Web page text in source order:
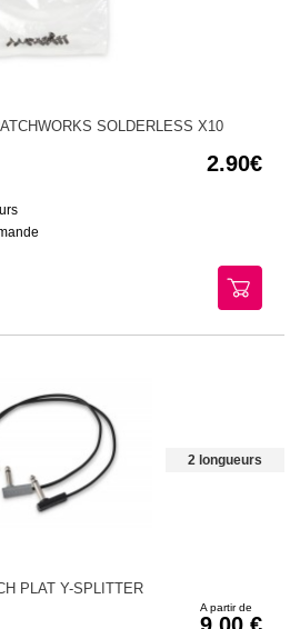
SOLDERLESS X10
2.90
2 longueurs
PLAT Y-SPLITTER
A partir de